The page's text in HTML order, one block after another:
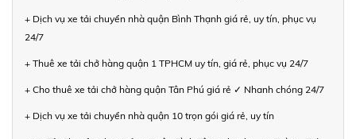
+ Dịch vụ xe tải chuyển nhà quận Bình Thạnh giá rẻ, uy tín, phục vụ
24/7
+ Thuê xe tải chở hàng quận 1 TPHCM uy tín, giá rẻ, phục vụ 24/7
+ Cho thuê xe tải chở hàng quận Tân Phú giá rẻ ✓ Nhanh chóng 24/7
+ Dịch vụ xe tải chuyển nhà quận 10 trọn gói giá rẻ, uy tín